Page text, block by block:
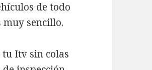
de todo
muy sencillo.
Itv sin colas